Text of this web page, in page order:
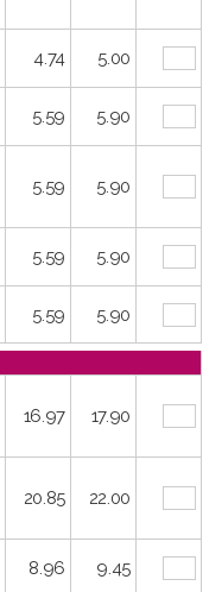
4.74 5.00
5.59 5.90
5.59 5.90
5.59 5.90
5.59 5.90
16.97 17.90
20.85 22.00
8.96 9.45